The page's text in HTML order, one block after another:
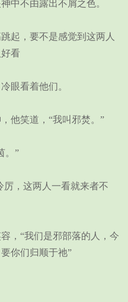
中不由露出不屑之色。
起，要不是感觉到这两人
看
眼看着他们。
他笑道，“我叫邪焚。”
。”
，这两人一看就来者不
，“我们是邪部落的人，今
你们归顺于祂”